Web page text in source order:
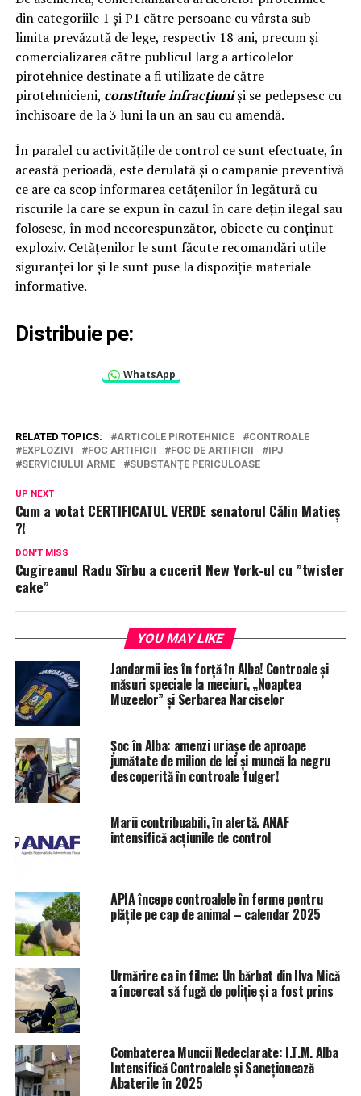
din categoriile 1 şi P1 către persoane cu vârsta sub
limita prevăzută de lege, respectiv 18 ani, precum şi
comercializarea către publicul larg a articolelor
pirotehnice destinate a fi utilizate de către
pirotehnicieni, constituie infracţiunişi se pedepsesc cu
închisoare de la 3 luni la un an sau cu amendă.
În paralel cu activităţile de control ce sunt efectuate, în
această perioadă, este derulată şi o campanie preventivă
ce are ca scop informarea cetăţenilor în legătură cu
riscurile la care se expun în cazul în care deţin ilegal sau
folosesc, în mod necorespunzător, obiecte cu conţinut
exploziv. Cetățenilor le sunt făcute recomandări utile
siguranţei lor şi le sunt puse la dispoziţie materiale
informative.
Distribuie pe:
WhatsApp
RELATED TOPICS: ARTICOLE PIROTEHNICE
CONTROALE
EXPLOZIVI
FOC ARTIFICII FOC DE ARTIFICII
IPJ
SERVICIULUI ARME
SUBSTANŢE PERICULOASE
UP NEXT
Cum a votat CERTIFICATUL VERDE senatorul Călin Matieș
?!
DON'T MISS
Cugireanul Radu Sîrbu a cucerit New York-ul cu ”twister
cake”
YOU MAY LIKE
Jandarmii ies în forță în Alba! Controale și
măsuri speciale la meciuri, „Noaptea
Muzeelor” și Serbarea Narciselor
Șoc în Alba: amenzi uriașe de aproape
jumătate de milion de lei și muncă la negru
descoperită în controale fulger!
Marii contribuabili, în alertă. ANAF
intensifică acțiunile de control
APIA începe controalele în ferme pentru
plățile pe cap de animal – calendar 2025
Urmărire ca în filme: Un bărbat din Ilva Mică
a încercat să fugă de poliție și a fost prins
Combaterea Muncii Nedeclarate: I.T.M. Alba
Intensifică Controalele și Sancționează
Abaterile în 2025